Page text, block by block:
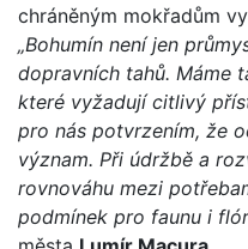
chráněným mokřadům
„Bohumín není jen
dopravních tahů. Máme
které vyžadují citlivý
pro nás potvrzením, že
význam. Při údržbě a
rovnováhu mezi
podmínek pro faunu i